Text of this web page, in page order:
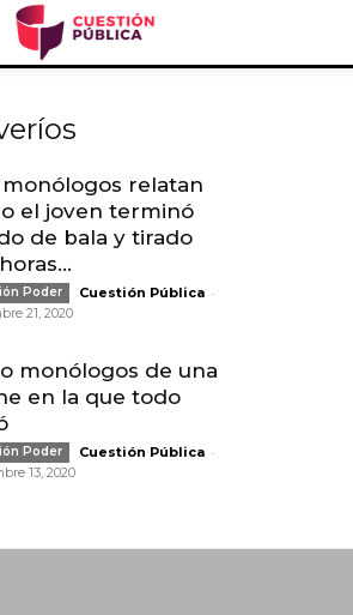
monólogos relatan
el joven terminó
de bala y tirado
Poder Cuestión Pública -
21, 2020
monólogos de una
en la que todo
Poder Cuestión Pública -
13, 2020